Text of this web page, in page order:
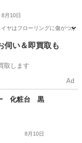
8月10日
ヤはフローリングに傷がつ
伺い＆即買取も
取します
Ad
化粧台 黒
8月10日